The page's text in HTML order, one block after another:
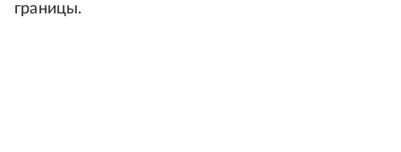
границы.